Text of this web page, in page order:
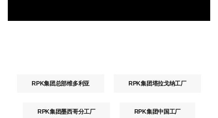
RPK集团总部维多利亚 RPK集团塔拉戈纳工厂
RPK集团墨西哥分工厂 RPK集团中国工厂